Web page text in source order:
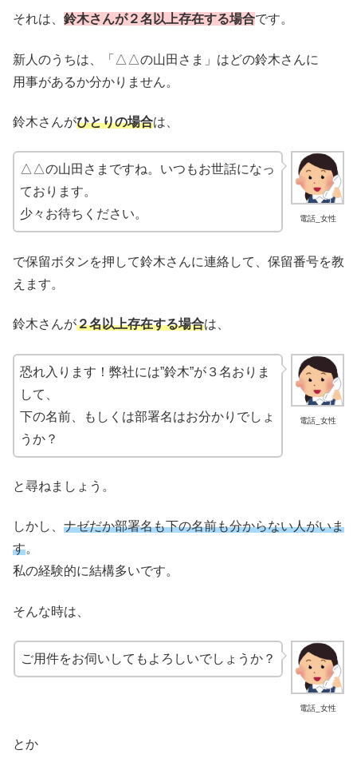
それは、 鈴木さんが２名以上存在する場合です。
新人のうちは、「△△の山田さま」はどの鈴木さんに
用事があるか分かりません。
鈴木さんがひとりの場合は、
電話_女性
△△の山田さまですね。いつもお世話になっ
ております。
少々お待ちください。
で保留ボタンを押して鈴木さんに連絡して、保留番号を教
えます。
鈴木さんが２名以上存在する場合は、
電話_女性
恐れ入ります！弊社には”鈴木”が３名おりま
して、
下の名前、もしくは部署名はお分かりでしょ
うか？
と尋ねましょう。
しかし、 ナゼだか部署名も下の名前も分からない人がいま
す。
私の経験的に結構多いです。
そんな時は、
電話_女性
ご用件をお伺いしてもよろしいでしょうか？
とか